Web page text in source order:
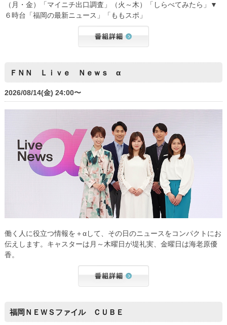
（月・金）「マイニチ出口調査」（火～木）「しらべてみたら」▼
６時台「福岡の最新ニュース」「ももスポ」
ＦＮＮ Ｌｉｖｅ Ｎｅｗｓ α
2026/08/14(金) 24:00〜
働く人に役立つ情報を＋αして、その日のニュースをコンパクトにお
伝えします。キャスターは月～木曜日が堤礼実、金曜日は海老原優
香。
福岡ＮＥＷＳファイル ＣＵＢＥ